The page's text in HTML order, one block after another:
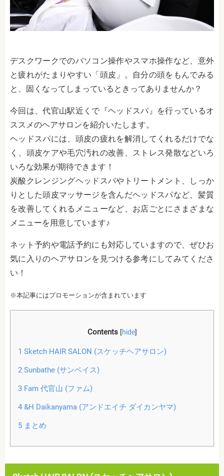
デスクワークでのパソコン操作やスマホ操作など、意外
と疲れがたまりやすい「頭皮」。自分の頭をもんでみる
と、固くなってしまっているときってありませんか？
今回は、代官山駅近くで『ヘッドスパ』を行っているオ
ススメのヘアサロンを紹介いたします。
ヘッドスパには、頭皮の疲れを解消してくれるだけでな
く、頭皮ケアや毛穴汚れの改善、ストレス発散などいろ
いろな効果が期待できます！
炭酸クレンジングヘッドスパやトリートメント、しっか
りとした頭皮マッサージを含んだヘッドスパなど、髪質
を改善してくれるメニューなど、お店ごとにさまざまな
メニューを用意しています♪
ネット予約や電話予約にも対応していますので、ぜひお
気に入りのヘアサロンを見つける参考にしてみてくださ
い！
※本記事にはプロモーションが含まれています
Contents [hide]
1 Sketch HAIR SALON (スケッチヘアサロン)
2Sunbathe (サンベイス)
3Fam 代官山 (ファム)
4&H Daikanyama (アンドエイチ ダイカンヤマ)
5まとめ